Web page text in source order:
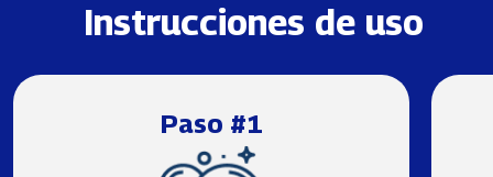
Instrucciones de uso
Paso #1